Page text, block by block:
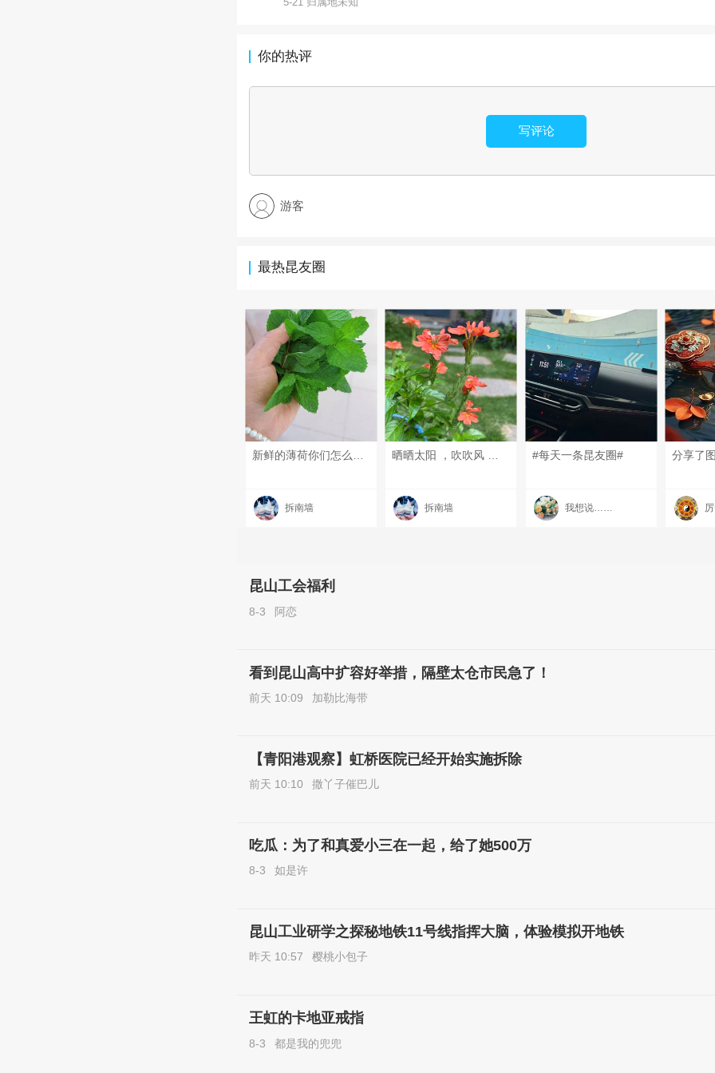
你的热评
写评论
游客
最热昆友圈
新鲜的薄荷你们怎么吃#每天一条昆友圈# #我的碎碎念# #6月的昆山# #三餐四季 温柔有趣#
拆南墙
晒晒太阳 ，吹吹风 ，攒攒快乐。#每天一条昆友圈# #我的碎碎念# #6月的昆山# #昆山有哪些美景？#
拆南墙
#每天一条昆友圈#
我想说……
分享了
昆山工会福利
8-3 阿恋
看到昆山高中扩容好举措，隔壁太仓市民急了！
前天 10:09 加勒比海带
【青阳港观察】虹桥医院已经开始实施拆除
前天 10:10 撒丫子催巴儿
吃瓜：为了和真爱小三在一起，给了她500万
8-3 如是许
昆山工业研学之探秘地铁11号线指挥大脑，体验模拟开地铁
昨天 10:57 樱桃小包子
王虹的卡地亚戒指
8-3 都是我的兜兜